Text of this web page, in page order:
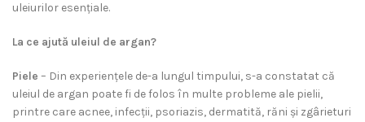
uleiurilor esențiale.
La ce ajută uleiul de argan?
Piele – Din experiențele de-a lungul timpului, s-a constatat că
uleiul de argan poate fi de folos în multe probleme ale pielii,
printre care acnee, infecții, psoriazis, dermatită, răni și zgârieturi